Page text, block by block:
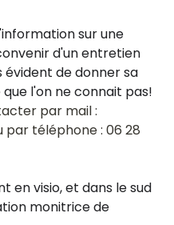
sur une
d'un entretien
évident de donner sa
par mail :
téléphone : 06 28
en visio, et dans le sud
monitrice de